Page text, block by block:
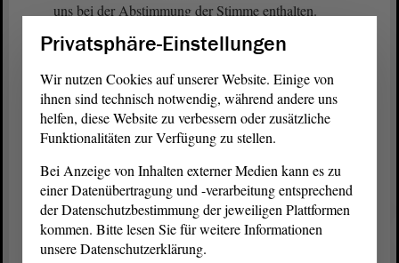
uns bei der Abstimmung der Stimme enthalten.
Ansonsten möchte ich Ihnen an dieser Stelle
versprechen, dass wir Bündnisgrünen weiterhin
dafür streiten werden, dass Schulen in Sachsen-
Anhalt auch Demokratieerfahrungsorte und
Demokratielernorte werden, dass Schülerinnen und
können, weil dies im notwendigen Interesse einer
lebendigen Beteiligungsgesellschaft liegt. Wir
werden weiterhin für die moderne Schule von
morgen streiten. - Vielen Dank.
Privatsphäre-Einstellungen
Wir nutzen Cookies auf unserer Website. Einige von
ihnen sind technisch notwendig, während andere uns
helfen, diese Website zu verbessern oder zusätzliche
Funktionalitäten zur Verfügung zu stellen.
Bei Anzeige von Inhalten externer Medien kann es zu
einer Datenübertragung und -verarbeitung entsprechend
der Datenschutzbestimmung der jeweiligen Plattformen
kommen. Bitte lesen Sie für weitere Informationen
unsere Datenschutzerklärung.